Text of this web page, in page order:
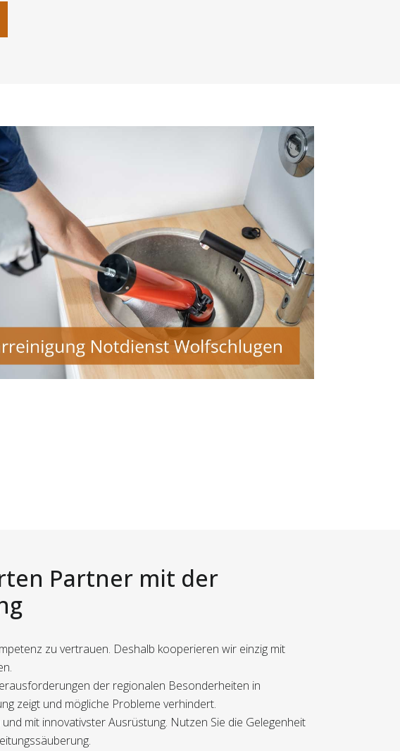
Partner mit der
zu vertrauen. Deshalb kooperieren wir einzig mit
der regionalen Besonderheiten in
zeigt und mögliche Probleme verhindert.
mit innovativster Ausrüstung. Nutzen Sie die Gelegenheit